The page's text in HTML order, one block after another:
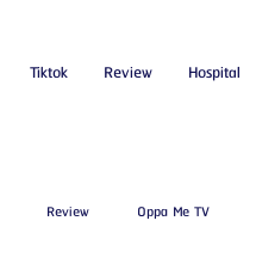
Tiktok Review Hospital
Review Oppa Me TV